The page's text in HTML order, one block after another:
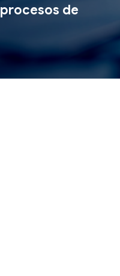
procesos de